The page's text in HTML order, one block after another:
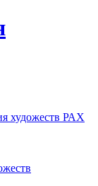
художеств РАХ